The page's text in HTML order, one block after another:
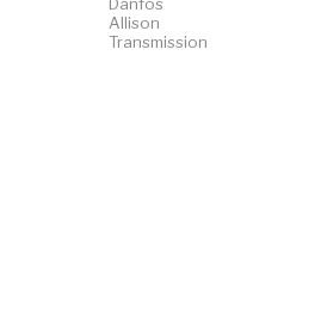
Danfos
Allison
Transmission